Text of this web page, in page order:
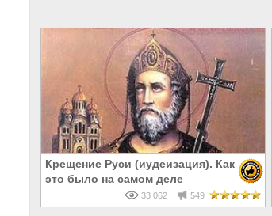
Крещение Руси (иудеизация). Как
это было на самом деле
33 062 549